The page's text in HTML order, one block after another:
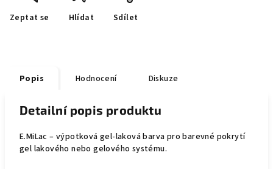
Zeptat se Hlídat Sdílet
Popis Hodnocení Diskuze
Detailní popis produktu
E.MiLac – výpotková gel-laková barva pro barevné pokrytí
gel lakového nebo gelového systému.